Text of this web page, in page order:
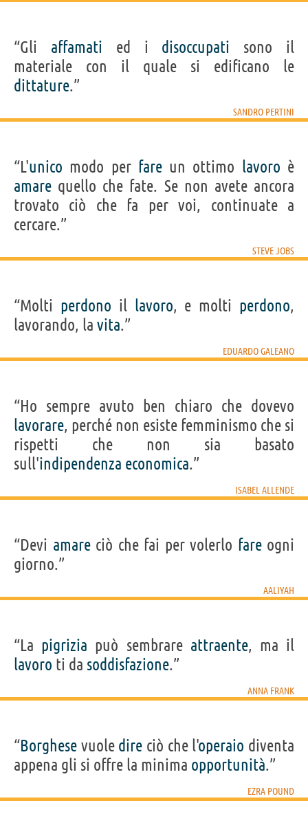
“Gli affamati ed i disoccupati sono il
materiale con il quale si edificano le
dittature.”
SANDRO PERTINI
“L'unico modo per fareun ottimo lavoro è
amare quello che fate. Se non avete ancora
trovato ciò che fa per voi, continuate a
cercare.”
STEVE JOBS
“Molti perdono il lavoro, e molti perdono,
lavorando, la vita.”
EDUARDO GALEANO
“Ho sempre avuto ben chiaro che dovevo
lavorare, perché non esiste femminismo che si
rispetti che non sia basato
sull'indipendenza economica.”
ISABEL ALLENDE
“Devi amareciò che fai per volerlo fareogni
giorno.”
AALIYAH
“La pigrizia può sembrare attraente, ma il
lavoro ti da soddisfazione.”
ANNA FRANK
“Borghese vuole dire ciò che l'operaio diventa
appena gli si offre la minima opportunità.”
EZRA POUND